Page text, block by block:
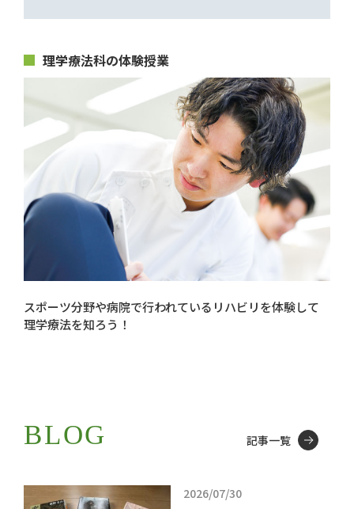
理学療法科の体験授業
スポーツ分野や病院で行われているリハビリを体験して
理学療法を知ろう！
BLOG 記事一覧
2026/07/30